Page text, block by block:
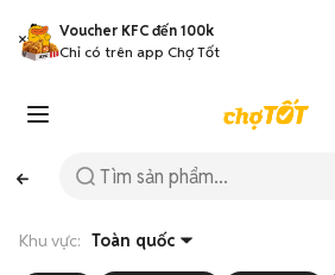
Voucher KFC đến 100k
Chỉ có trên app Chợ Tốt
Khu vực: Toàn quốc